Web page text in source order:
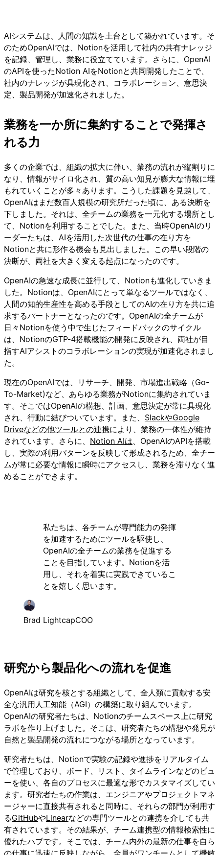
AIシステムは、人間の知識を土台として築かれています。そ
のためOpenAIでは、Notionを活用して社内の共有ナレッジ
を記録、管理し、業務に役立てています。さらに、OpenAI
のAPIを使ったNotion AIをNotionと共同開発したことで、
社内のナレッジが具現化され、コラボレーション、意思決
定、製品開発が加速化されました。
業務を一か所に集約することで発揮さ
れる力
多くの企業では、組織の拡大に伴い、業務の流れが縦割りに
なり、情報がサイロ化され、質の高い知見が膨大な情報に埋
もれていくことが多々あります。こうした課題を見越して、
OpenAIはまだ数百人規模の研究所だった頃に、ある決断を
下しました。それは、全チームの業務を一元化する場所とし
て、Notionを利用することでした。また、当時OpenAIのリ
ーダーたちは、AIを活用した次世代の仕事の在り方を
Notionと共に形作る機会も見出しました。この早い段階の
決断が、両社を大きく変える起点になったのです。
OpenAIの急速な成長に並行して、Notionも進化していきま
した。Notionは、OpenAIにとって単なるツールではなく、
人間の知的生産性を高める手段としてのAIの在り方を共に追
求するパートナーとなったのです。OpenAIの全チームが
日々Notionを使う中で生じたフィードバックのサイクル
は、NotionのGTP-4搭載機能の開発に反映され、両社が目
指すAIアシストのコラボレーションの実現が加速化されまし
た。
現在のOpenAIでは、リサーチ、開発、市場進出戦略（Go-
To-Market)など、あらゆる業務がNotionに集約されていま
す。そこではOpenAIの構想、計画、意思決定が常に具現化
され、行動に結びついています。また、 SlackやGoogle
Driveなどの他ツールとの連携により、業務の一体性が維持
されています。さらに、 Notion AIは 、OpenAIのAPIを搭載
し、実際の利用パターンを反映して形成されるため、全チー
ムが常に必要な情報に瞬時にアクセスし、業務を滞りなく進
めることができます。
私たちは、各チームが専門能力の発揮
を加速するためにツールを駆使し、
OpenAIの全チームの業務を促進する
ことを目指しています。Notionを活
用し、それを着実に実践できているこ
とを嬉しく思います。
Brad LightcapCOO
研究から製品化への流れを促進
OpenAIは研究を核とする組織として、全人類に貢献する安
全な汎用人工知能（AGI）の構築に取り組んでいます。
OpenAIの研究者たちは、Notionのチームスペース上に研究
ラボを作り上げました。そこは、研究者たちの構想や発見が
自然と製品開発の流れにつながる場所となっています。
研究者たちは、Notionで実験の記録や進捗をリアルタイム
で管理しており、ボード、リスト、タイムラインなどのビュ
ーを使い、各自のプロセスに最適な形でカスタマイズしてい
ます。研究者たちの作業は、エンジニアやプロジェクトマネ
ージャーに直接共有されると同時に、それらの部門が利用す
るGitHubやLinearなどの専門ツールとの連携を介しても共
有されています。その結果が、チーム連携型の情報検索性に
優れたハブです。そこでは、チーム内外の最新の仕事を自ら
の仕事に迅速に反映しながら、全員がワンチームとして機敏